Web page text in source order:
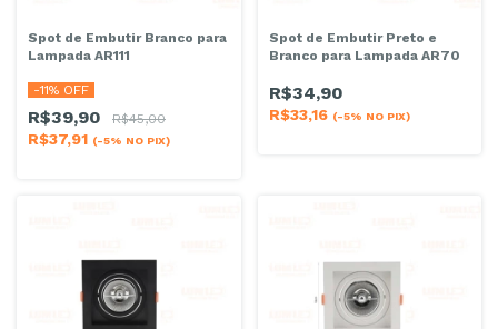
Spot de Embutir Branco para
Lampada AR111
-11% OFF
R$39,90 R$45,00
R$37,91 (-5% NO PIX)
Spot de Embutir Preto e
Branco para Lampada AR70
R$34,90
R$33,16 (-5% NO PIX)